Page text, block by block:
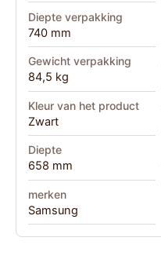
Diepte verpakking
740 mm
Gewicht verpakking
84,5 kg
Kleur van het product
Zwart
Diepte
658 mm
merken
Samsung